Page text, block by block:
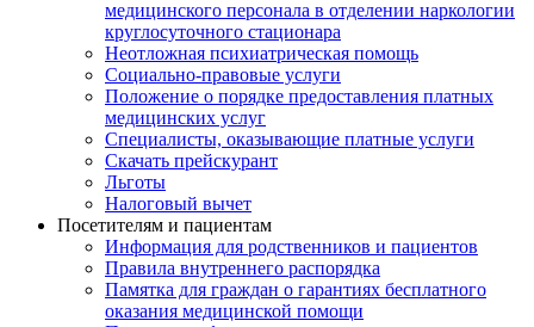
медицинского персонала в отделении наркологии
круглосуточного стационара
Неотложная психиатрическая помощь
Социально-правовые услуги
Положение о порядке предоставления платных
медицинских услуг
Специалисты, оказывающие платные услуги
Скачать прейскурант
Льготы
Налоговый вычет
Посетителям и пациентам
Информация для родственников и пациентов
Правила внутреннего распорядка
Памятка для граждан о гарантиях бесплатного
оказания медицинской помощи